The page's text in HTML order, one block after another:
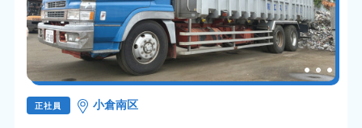
正社員 小倉南区